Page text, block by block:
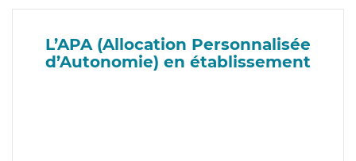
L’APA (Allocation Personnalisée
d’Autonomie) en établissement